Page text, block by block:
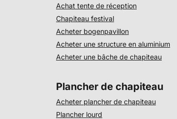
Achat tente de réception
Chapiteau festival
Acheter bogenpavillon
Acheter une structure en aluminium
Acheter une bâche de chapiteau
Plancher de chapiteau
Acheter plancher de chapiteau
Plancher lourd